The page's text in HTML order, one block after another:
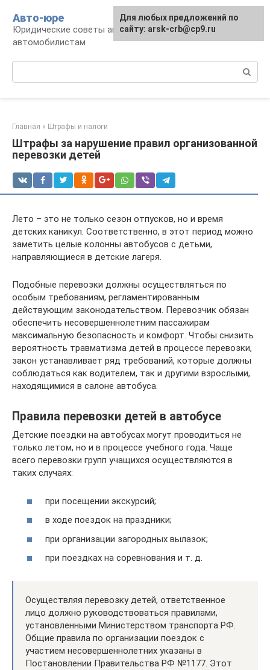
контенту
Авто-юре
Юридические советы автовладельцам и
автомобилистам
Главная » Штрафы и налоги
Штрафы за нарушение правил организованной
перевозки детей
Лето – это не только сезон отпусков, но и время
детских каникул. Соответственно, в этот период можно
заметить целые колонны автобусов с детьми,
направляющиеся в детские лагеря.
Подобные перевозки должны осуществляться по
особым требованиям, регламентированным
действующим законодательством. Перевозчик обязан
обеспечить несовершеннолетним пассажирам
максимальную безопасность и комфорт. Чтобы снизить
вероятность травматизма детей в процессе перевозки,
закон устанавливает ряд требований, которые должны
соблюдаться как водителем, так и другими взрослыми,
находящимися в салоне автобуса.
Правила перевозки детей в автобусе
Детские поездки на автобусах могут проводиться не
только летом, но и в процессе учебного года. Чаще
всего перевозки групп учащихся осуществляются в
таких случаях:
при посещении экскурсий;
в ходе поездок на праздники;
при организации загородных вылазок;
при поездках на соревнования и т. д.
Осуществляя перевозку детей, ответственное
лицо должно руководствоваться правилами,
установленными Министерством транспорта РФ.
Общие правила по организации поездок с
участием несовершеннолетних указаны в
Постановлении Правительства РФ №1177. Этот
Для любых предложений по
сайту: arsk-crb@cp9.ru